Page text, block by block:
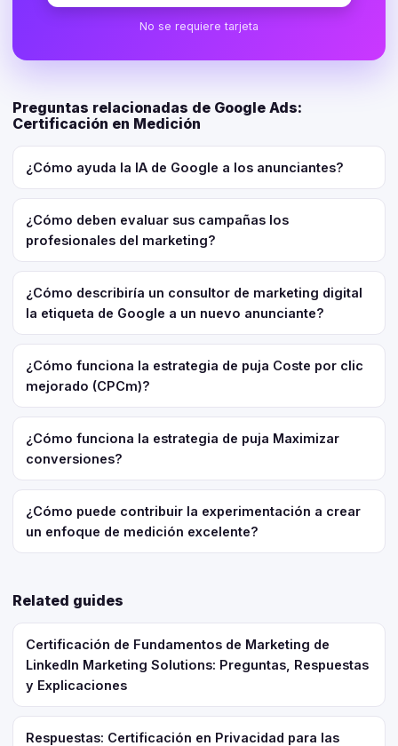
No se requiere tarjeta
Preguntas relacionadas de Google Ads:
Certificación en Medición
¿Cómo ayuda la IA de Google a los anunciantes?
¿Cómo deben evaluar sus campañas los
profesionales del marketing?
¿Cómo describiría un consultor de marketing digital
la etiqueta de Google a un nuevo anunciante?
¿Cómo funciona la estrategia de puja Coste por clic
mejorado (CPCm)?
¿Cómo funciona la estrategia de puja Maximizar
conversiones?
¿Cómo puede contribuir la experimentación a crear
un enfoque de medición excelente?
Related guides
Certificación de Fundamentos de Marketing de
LinkedIn Marketing Solutions: Preguntas, Respuestas
y Explicaciones
Respuestas: Certificación en Privacidad para las